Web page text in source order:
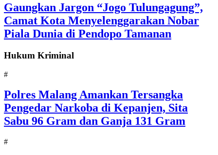
Gaungkan Jargon “Jogo Tulungagung”,
Camat Kota Menyelenggarakan Nobar
Piala Dunia di Pendopo Tamanan
Hukum Kriminal
#
Polres Malang Amankan Tersangka
Pengedar Narkoba di Kepanjen, Sita
Sabu 96 Gram dan Ganja 131 Gram
#